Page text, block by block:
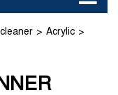
Acrylic